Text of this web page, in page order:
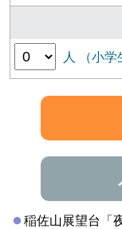
人 （小学
稲佐山展望台「